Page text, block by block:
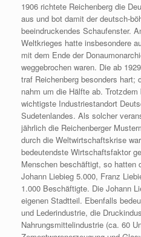
1906 richtete Reichenberg die
aus und bot damit der deutsch-
beeindruckendes Schaufenster.
Weltkrieges hatte insbesondere
mit dem Ende der
weggebrochen waren. Die ab
traf Reichenberg besonders hart;
nahm um die Hälfte ab.
wichtigste Industriestandort
Sudetenlandes. Als solcher
jährlich die Reichenberger
durch die Weltwirtschaftskrise
bedeutendste Wirtschaftsfaktor
Menschen beschäftigt, so hatten
Johann Liebieg 5.000, Franz
1.000 Beschäftigte. Die Johann
eigenen Stadtteil. Ebenfalls
und Lederindustrie, die
Nahrungsmittelindustrie (ca. 60